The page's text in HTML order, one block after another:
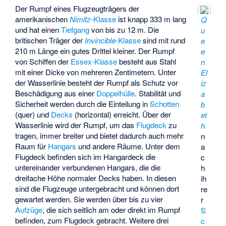
Q
u
e
e
n
El
iz
a
b
et
h
n
a
c
h
ih
re
r
S
c
Der Rumpf eines Flugzeugträgers der
amerikanischenNimitz-Klasse ist knapp 333 m lang
und hat einenTiefgangvon bis zu 12 m. Die
britischen Träger der Invincible-Klassesind mit rund
210 m Länge ein gutes Drittel kleiner. Der Rumpf
von Schiffen der Essex-Klassebesteht aus Stahl
mit einer Dicke von mehreren Zentimetern. Unter
der Wasserlinie besteht der Rumpf als Schutz vor
Beschädigung aus einer Doppelhülle. Stabilität und
Sicherheit werden durch die Einteilung inSchotten
(quer) und Decks (horizontal) erreicht. Über der
Wasserlinie wird der Rumpf, um das Flugdeck zu
tragen, immer breiter und bietet dadurch auch mehr
Raum für Hangars und andere Räume. Unter dem
Flugdeck befinden sich im Hangardeck die
untereinander verbundenen Hangars, die die
dreifache Höhe normaler Decks haben. In diesen
sind die Flugzeuge untergebracht und können dort
gewartet werden. Sie werden über bis zu vier
Aufzüge, die sich seitlich am oder direkt im Rumpf
befinden, zum Flugdeck gebracht. Weitere drei